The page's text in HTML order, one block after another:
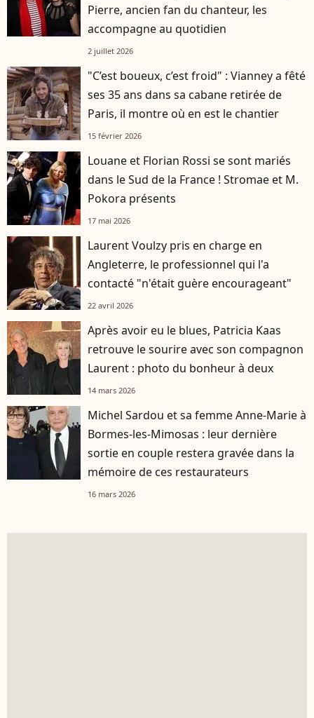
Pierre, ancien fan du chanteur, les
accompagne au quotidien
2 juillet 2026
"C’est boueux, c’est froid" : Vianney a fêté
ses 35 ans dans sa cabane retirée de
Paris, il montre où en est le chantier
15 février 2026
Louane et Florian Rossi se sont mariés
dans le Sud de la France ! Stromae et M.
Pokora présents
17 mai 2026
Laurent Voulzy pris en charge en
Angleterre, le professionnel qui l'a
contacté "n'était guère encourageant"
22 avril 2026
Après avoir eu le blues, Patricia Kaas
retrouve le sourire avec son compagnon
Laurent : photo du bonheur à deux
14 mars 2026
Michel Sardou et sa femme Anne-Marie à
Bormes-les-Mimosas : leur dernière
sortie en couple restera gravée dans la
mémoire de ces restaurateurs
16 mars 2026